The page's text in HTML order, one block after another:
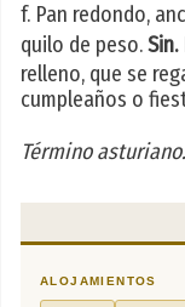
f. Pan redondo,
quilo de peso.Sin.
relleno, que se
cumpleaños o
Término asturiano.